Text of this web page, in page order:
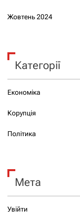
Жовтень 2024
Категорії
Економіка
Корупція
Політика
Мета
Увійти